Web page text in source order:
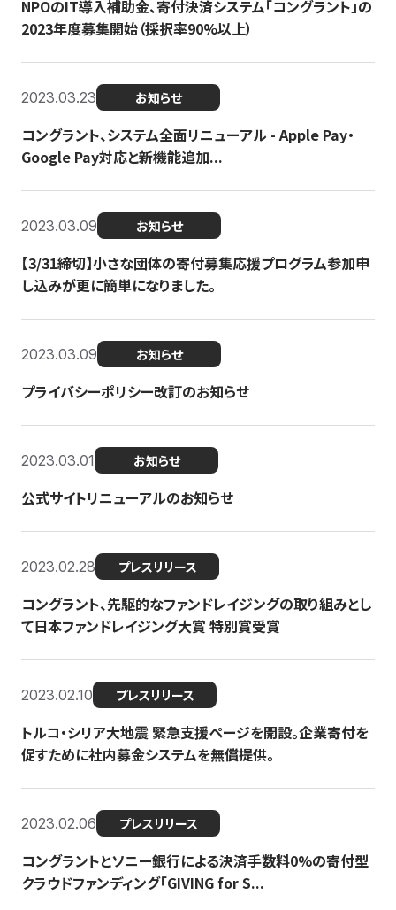
NPOのIT導入補助金、寄付決済システム「コングラント」の
2023年度募集開始（採択率90%以上）
2023.03.23 お知らせ
コングラント、システム全面リニューアル - Apple Pay・
Google Pay対応と新機能追加...
2023.03.09 お知らせ
【3/31締切】小さな団体の寄付募集応援プログラム参加申
し込みが更に簡単になりました。
2023.03.09 お知らせ
プライバシーポリシー改訂のお知らせ
2023.03.01 お知らせ
公式サイトリニューアルのお知らせ
2023.02.28 プレスリリース
コングラント、先駆的なファンドレイジングの取り組みとし
て日本ファンドレイジング大賞 特別賞受賞
2023.02.10 プレスリリース
トルコ・シリア大地震 緊急支援ページを開設。企業寄付を
促すために社内募金システムを無償提供。
2023.02.06 プレスリリース
コングラントとソニー銀行による決済手数料0%の寄付型
クラウドファンディング「GIVING for S...